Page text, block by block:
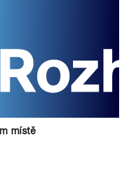
místě